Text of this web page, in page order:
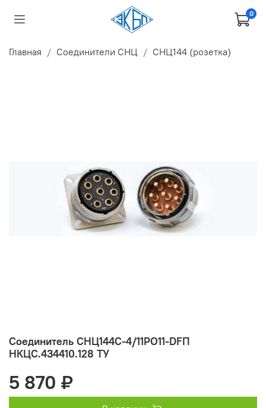
0
Главная Соединители СНЦ СНЦ144 (розетка)
Соединитель СНЦ144С-4/11РО11-DFП
НКЦС.434410.128 ТУ
5 870 ₽